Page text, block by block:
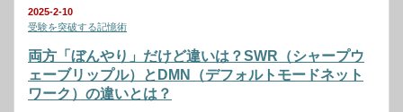
2025-2-10
受験を突破する記憶術
両方「ぼんやり」だけど違いは？SWR（シャープウ
ェーブリップル）とDMN（デフォルトモードネット
ワーク）の違いとは？